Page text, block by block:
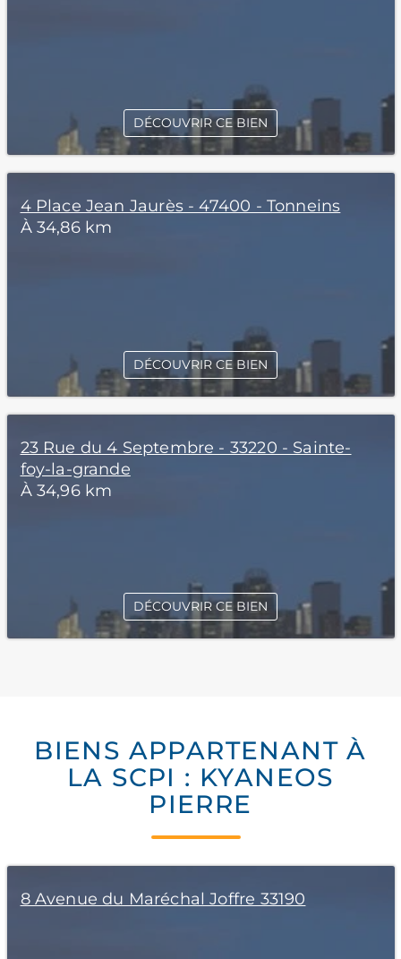
DÉCOUVRIR CE BIEN
4 Place Jean Jaurès - 47400 - Tonneins
À 34,86 km
DÉCOUVRIR CE BIEN
23 Rue du 4 Septembre - 33220 - Sainte-
foy-la-grande
À 34,96 km
DÉCOUVRIR CE BIEN
BIENS APPARTENANT À
LA SCPI : KYANEOS
PIERRE
8 Avenue du Maréchal Joffre 33190